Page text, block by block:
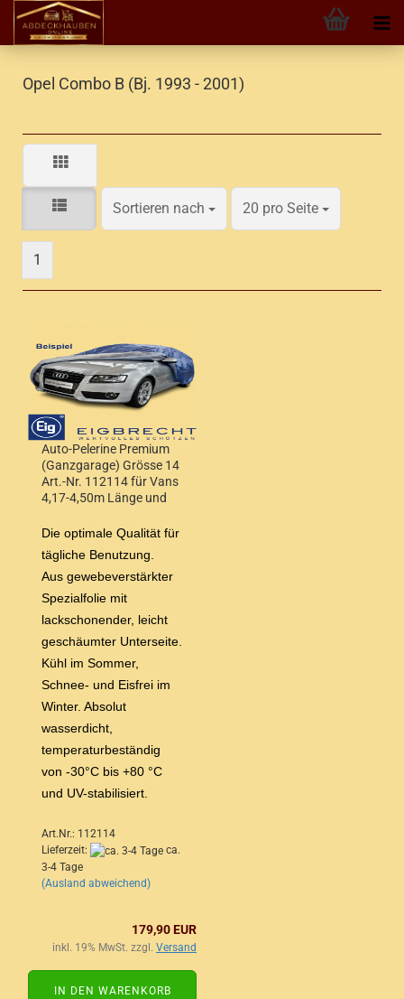
Opel Combo B (Bj. 1993 - 2001)
Sortieren nach
Sortieren nach 20 pro Seite
pro Seite
1
Auto-Pelerine Premium
(Ganzgarage) Grösse 14
Art.-Nr. 112114 für Vans
4,17-4,50m Länge und
Die optimale Qualität für
tägliche Benutzung.
Aus gewebeverstärkter
Spezialfolie mit
lackschonender, leicht
geschäumter Unterseite.
Kühl im Sommer,
Schnee- und Eisfrei im
Winter. Absolut
wasserdicht,
temperaturbeständig
von -30°C bis +80 °C
und UV-stabilisiert.
Art.Nr.: 112114
Lieferzeit:
ca.
3-4 Tage
(Ausland abweichend)
179,90 EUR
inkl. 19% MwSt. zzgl. Versand
IN DEN WARENKORB